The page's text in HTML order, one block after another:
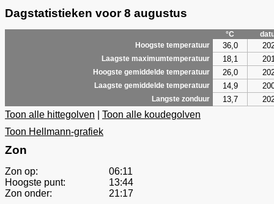
Dagstatistieken voor 8 augustus
°C
Hoogste temperatuur
36,0
Laagste maximumtemperatuur 18,1
Hoogste gemiddelde temperatuur 26,0
Laagste gemiddelde temperatuur 14,9
Langste zonduur 13,7
Toon alle hittegolven
Toon alle koudegolven
Toon Hellmann-grafiek
Zon
Zon op:
06:11
Hoogste punt:
13:44
Zon onder:
21:17